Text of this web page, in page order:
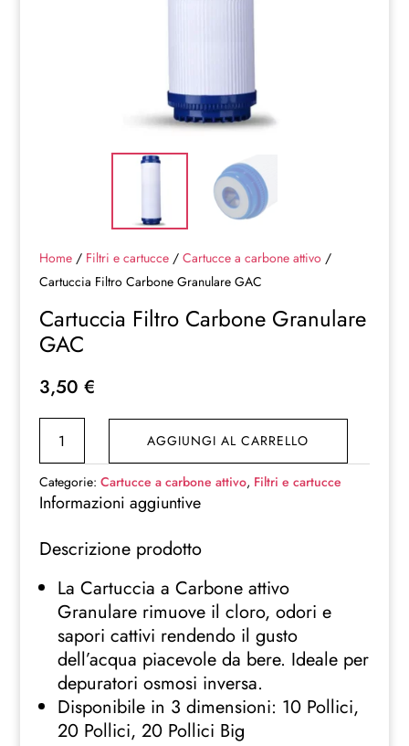
Home/ Filtri e cartucce/ Cartucce a carbone attivo /
Cartuccia Filtro Carbone Granulare GAC
Cartuccia Filtro Carbone Granulare
GAC
3,50 €
Filtro
Carbone
Granulare
quantità
AGGIUNGI AL CARRELLO
Categorie: Cartucce a carbone attivo, Filtri e cartucce
Informazioni aggiuntive
Descrizione prodotto
La Cartuccia a Carbone attivo
Granulare rimuove il cloro, odori e
sapori cattivi rendendo il gusto
dell’acqua piacevole da bere. Ideale per
depuratori osmosi inversa.
Disponibile in 3 dimensioni: 10 Pollici,
20 Pollici, 20 Pollici Big